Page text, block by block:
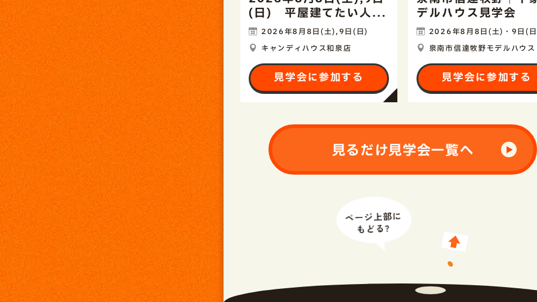
(日) 平屋建てたい人...
2026年8月8日(土),9日(日)
キャンディハウス和泉店
見学会に参加する
デルハウス見学会
2026年8月8日(土)・9日(
泉南市信達牧野モデルハウス
見学会に参加する
見るだけ見学会一覧へ